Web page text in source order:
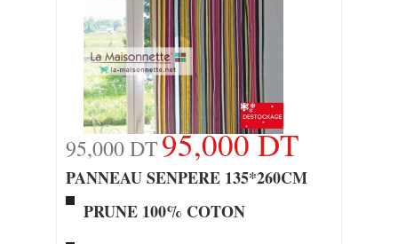
95,000 DT95,000 DT
PANNEAU SENPERE 135*260CM
PRUNE 100% COTON